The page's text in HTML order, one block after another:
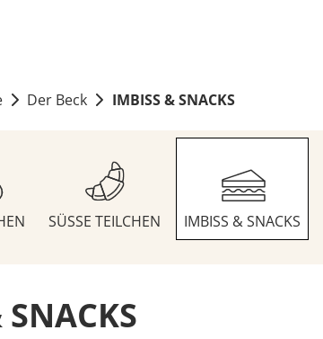
Der Beck IMBISS & SNACKS
SÜSSE TEILCHEN IMBISS & SNACKS